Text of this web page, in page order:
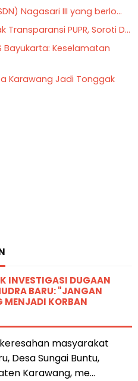
Nagasari III yang berlo...
Transparansi PUPR, Soroti D...
Bayukarta: Keselamatan
Karawang Jadi Tonggak
INVESTIGASI DUGAAN
BARU: "JANGAN
MENJADI KORBAN
masyarakat
Desa Sungai Buntu,
Karawang, me...